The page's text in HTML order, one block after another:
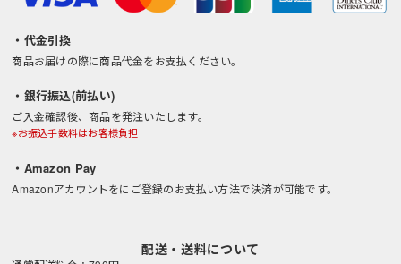
・代金引換
商品お届けの際に商品代金をお支払ください。
・銀行振込(前払い)
ご入金確認後、商品を発注いたします。
※お振込手数料はお客様負担
・Amazon Pay
Amazonアカウントをにご登録のお支払い方法で決済が可能です。
配送・送料について